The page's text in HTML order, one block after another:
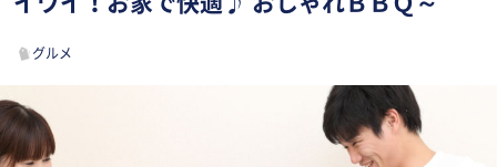
グルメ